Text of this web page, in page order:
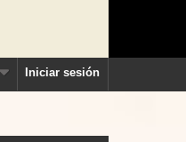
Iniciar sesión